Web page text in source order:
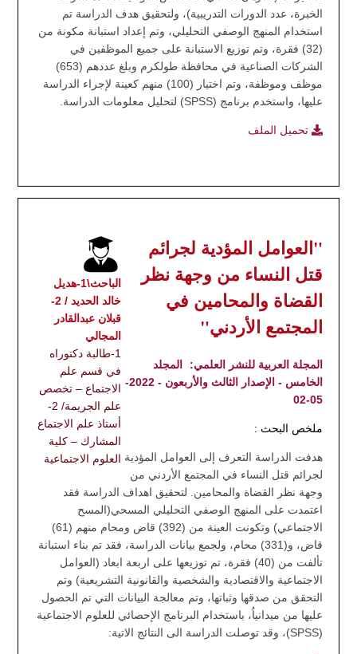
الخبرة، عدد الدورات التدريبية)، ولتحقيق هدف الدراسة تم
استخدام المنهج الوصفي التحليلي، وتم إعداد استبانة مكونة من
(32) فقرة، وتم توزيع الاستبانة على جميع الموظفين في
الشركات الصناعية في محافظة طولكرم وبلغ عددهم (653)
موظف وموظفة، وتم اختيار (100) منهم كعينة لإجراء الدراسة
عليها، واستخدم برنامج (SPSS) لتحليل معلومات الدراسة.
تحميل الملف
الباحث\1-هديل
خالد الحديد / 2-
قبلان عبدالقادر
المجالي
1-طالبة دكتوراه
في قسم علم
الاجتماع – تخصص
علم الجريمة/ 2-
أستاذ علم الاجتماع
المشارك – كلية
العلوم الاجتماعية
"العوامل المؤدية لجرائم
قتل النساء من وجهة نظر
القضاة والمحامين في
المجتمع الأردني"
المجلة العربية للنشر العلمي:
المجلد
الخامس - الإصدار الثالث والأربعون - 2022-
05-02
ملخص البحث :
هدفت الدراسة التعرف إلى العوامل المؤدية
لجرائم قتل النساء في المجتمع الأردني من
وجهة نظر القضاة والمحامين. لتحقيق اهداف الدراسة فقد
اعتمدت على المنهج الوصفي التحليلي المسحي(المسح
الاجتماعي) وتكونت العينة من (392) قاض ومحام منهم (61)
قاض، و(331) محام، ولجمع بيانات الدراسة، فقد تم بناء استبانة
تألفت من (40) فقرة، تم توزيعها على اربعة ابعاد (العوامل
الاجتماعية والاقتصادية والشخصية والقانونية التشريعية) وتم
التحقق من صدقها وثباتها، وتم معالجة البيانات التي تم الحصول
عليها من ميدانياُ، باستخدام البرنامج الإحصائي للعلوم الاجتماعية
(SPSS)، وقد توصلت الدراسة الى النتائج الاتية: